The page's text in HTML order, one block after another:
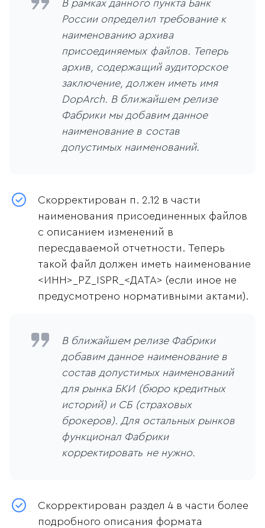
В рамках данного пункта Банк
России определил требование к
наименованию архива
присоединяемых файлов. Теперь
архив, содержащий аудиторское
заключение, должен иметь имя
DopArch. В ближайшем релизе
Фабрики мы добавим данное
наименование в состав
допустимых наименований.
Скорректирован п. 2.12 в части
наименования присоединенных файлов
с описанием изменений в
пересдаваемой отчетности. Теперь
такой файл должен иметь наименование
<ИНН>_PZ_ISPR_<ДАТА> (если иное не
предусмотрено нормативными актами).
В ближайшем релизе Фабрики
добавим данное наименование в
состав допустимых наименований
для рынка БКИ (бюро кредитных
историй) и СБ (страховых
брокеров). Для остальных рынков
функционал Фабрики
корректировать не нужно.
Скорректирован раздел 4 в части более
подробного описания формата